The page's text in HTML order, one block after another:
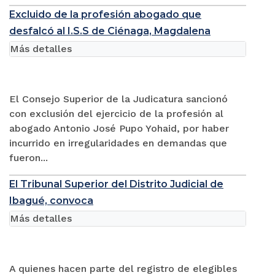
Excluido de la profesión abogado que
desfalcó al I.S.S de Ciénaga, Magdalena
El Consejo Superior de la Judicatura sancionó
con exclusión del ejercicio de la profesión al
abogado Antonio José Pupo Yohaid, por haber
incurrido en irregularidades en demandas que
fueron...
Más detalles
El Tribunal Superior del Distrito Judicial de
Ibagué, convoca
A quienes hacen parte del registro de elegibles
Más detalles